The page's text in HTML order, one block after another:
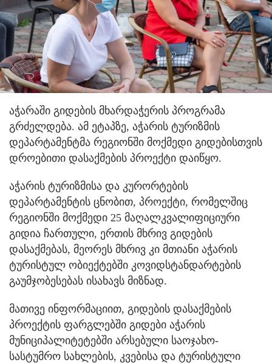
აჭარაში გიდების მხარდაჭერის პროგრამა
გრძელდება. ამ ეტაპზე, აჭარის ტურიზმის
დეპარტამენტმა რეგიონში მოქმედი გიდებისთვის
დროებითი დასაქმების პროექტი დაიწყო.
აჭარის ტურიზმისა და კურორტების
დეპარტამენტის ცნობით, პროექტი, რომელშიც
რეგიონში მოქმედი 25 მაღალკვალიფიციური
გიდია ჩართული, ერთის მხრივ გიდების
დასაქმებას, მეორეს მხრივ კი მთიანი აჭარის
ტურისტულ ობიექტებში კოვიდსტანდარტების
გაუმჯობესებას ისახავს მიზნად.
მათივე ინფორმაციით, გიდების დასაქმების
პროექტის ფარგლებში გიდები აჭარის
მუნიციპალიტეტებში არსებული საოჯახო-
სასტუმრო სახლების, კვებისა და ტურისტული